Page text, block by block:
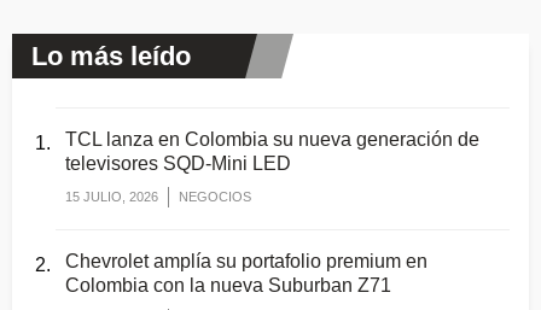
Lo más leído
TCL lanza en Colombia su nueva generación de
televisores SQD-Mini LED
15 JULIO, 2026 NEGOCIOS
Chevrolet amplía su portafolio premium en
Colombia con la nueva Suburban Z71